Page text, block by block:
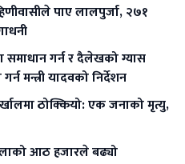
पाए लालपुर्जा, २७१
समाधान गर्न र दैलेखको ग्यास
मन्त्री यादवको निर्देशन
ठोक्कियो: एक जनाको मृत्यु,
आठ हजारले बढ्यो